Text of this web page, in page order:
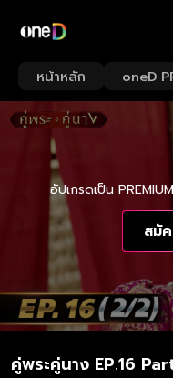
หน้าหลัก oneD
อัปเกรดเป็น
สมั
คู่พระคู่นาง EP.16